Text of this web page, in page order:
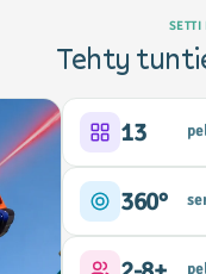
SETTI
Tehty
13
360°